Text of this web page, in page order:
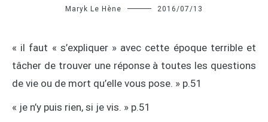
Maryk Le Hène 2016/07/13
« il faut « s’expliquer » avec cette époque terrible et
tâcher de trouver une réponse à toutes les questions
de vie ou de mort qu’elle vous pose. » p.51
« je n’y puis rien, si je vis. » p.51